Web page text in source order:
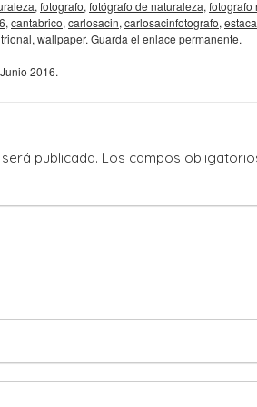
, fotografo, fotógrafo de naturaleza, fotografo
, cantabrico, carlosacin, carlosacinfotografo,
, wallpaper. Guarda el enlace permanente.
2016.
publicada. Los campos